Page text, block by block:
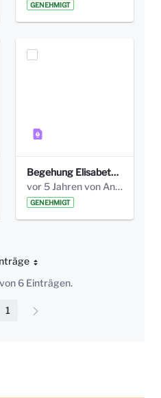
GENEHMIGT
Begehung Elisabethenanlage 1.8.17_Protokoll .pdf
vor 5 Jahren von Anni Schlumberger
GENEHMIGT
Pro Seite
6 Einträgen.
Seite
1